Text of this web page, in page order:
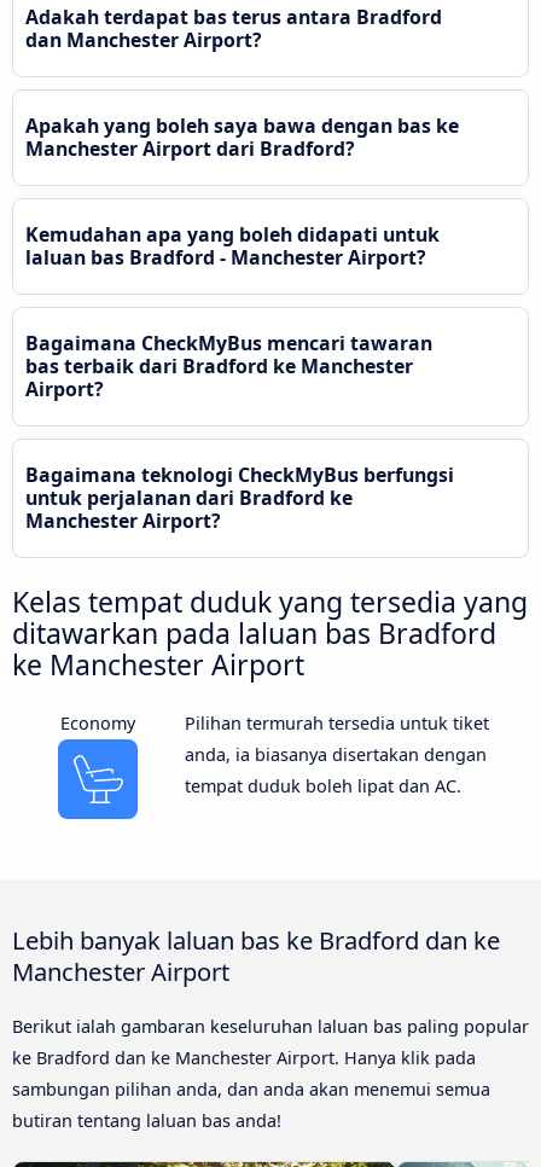
Adakah terdapat bas terus antara Bradford
dan Manchester Airport?
Apakah yang boleh saya bawa dengan bas ke
Manchester Airport dari Bradford?
Kemudahan apa yang boleh didapati untuk
laluan bas Bradford - Manchester Airport?
Bagaimana CheckMyBus mencari tawaran
bas terbaik dari Bradford ke Manchester
Airport?
Bagaimana teknologi CheckMyBus berfungsi
untuk perjalanan dari Bradford ke
Manchester Airport?
Kelas tempat duduk yang tersedia yang
ditawarkan pada laluan bas Bradford
ke Manchester Airport
Economy
Pilihan termurah tersedia untuk tiket
anda, ia biasanya disertakan dengan
tempat duduk boleh lipat dan AC.
Lebih banyak laluan bas ke Bradford dan ke
Manchester Airport
Berikut ialah gambaran keseluruhan laluan bas paling popular
ke Bradford dan ke Manchester Airport. Hanya klik pada
sambungan pilihan anda, dan anda akan menemui semua
butiran tentang laluan bas anda!